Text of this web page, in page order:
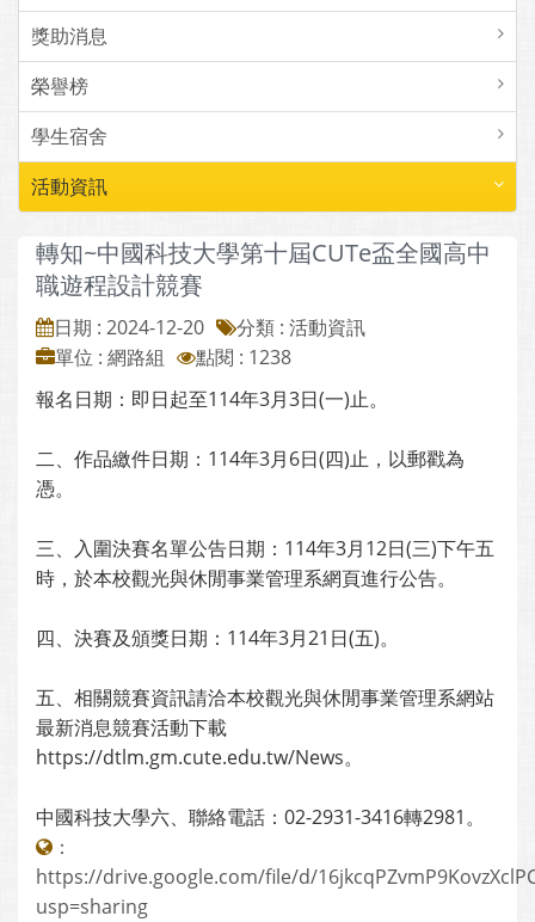
獎助消息
榮譽榜
學生宿舍
活動資訊
轉知~中國科技大學第十屆CUTe盃全國高中
職遊程設計競賽
日期 : 2024-12-20
分類 : 活動資訊
單位 : 網路組
點閱 : 1238
報名日期：即日起至114年3月3日(一)止。
二、作品繳件日期：114年3月6日(四)止，以郵戳為
憑。
三、入圍決賽名單公告日期：114年3月12日(三)下午五
時，於本校觀光與休閒事業管理系網頁進行公告。
四、決賽及頒獎日期：114年3月21日(五)。
五、相關競賽資訊請洽本校觀光與休閒事業管理系網站
最新消息競賽活動下載
https://dtlm.gm.cute.edu.tw/News。
中國科技大學六、聯絡電話：02-2931-3416轉2981。
：
https://drive.google.com/file/d/
usp=sharing